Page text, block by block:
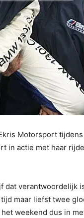
Motorsport
in actie met haar
dat verantwoordelijk
maar liefst twee
weekend dus in